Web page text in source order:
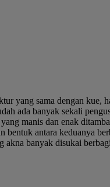
yang sama dengan kue,
ada banyak sekali
manis dan enak
bentuk antara keduanya
banyak disukai